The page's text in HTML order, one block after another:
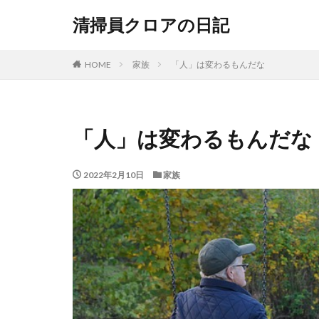
清掃員クロアの日記
HOME 家族 「人」は変わるもんだな
「人」は変わるもんだな
2022年2月10日 家族